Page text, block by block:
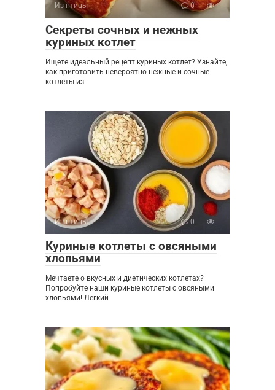
Из птицы 0
Секреты сочных и нежных
куриных котлет
Ищете идеальный рецепт куриных котлет? Узнайте,
как приготовить невероятно нежные и сочные
котлеты из
Из птицы 0
Куриные котлеты с овсяными
хлопьями
Мечтаете о вкусных и диетических котлетах?
Попробуйте наши куриные котлеты с овсяными
хлопьями! Легкий